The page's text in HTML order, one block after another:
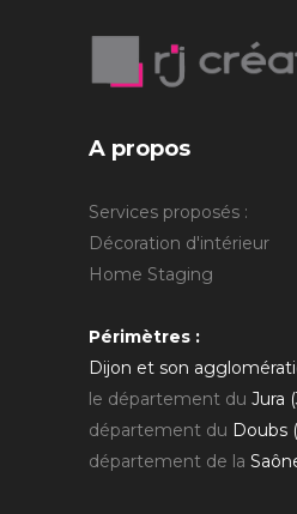
A propos
Services proposés :
Décoration d'intérieur
Home Staging
Périmètres :
Dijon et son
le département du Jura
département du Doubs
département de la